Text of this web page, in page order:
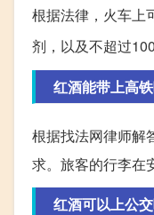
根据法律，火车上
剂，以及不超过
红酒能带上高
根据找法网律师解
求。旅客的行李在
红酒可以上公